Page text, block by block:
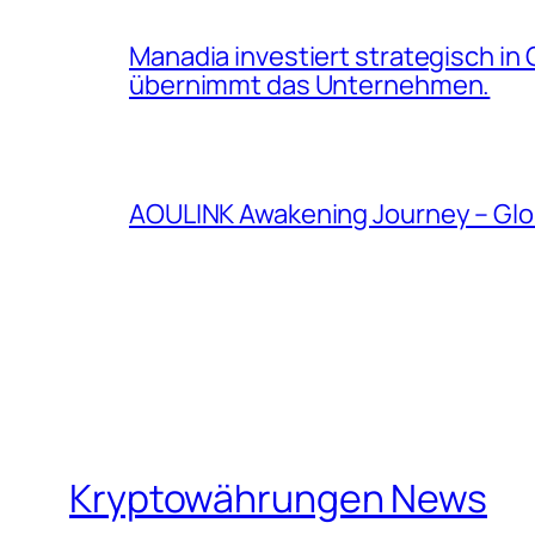
Manadia investiert strategisch in
übernimmt das Unternehmen.
AOULINK Awakening Journey –
Kryptowährungen News